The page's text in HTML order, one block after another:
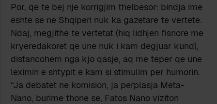
Por, qe te bej nje korrigjim thelbesor: bindja ime
eshte se ne Shqiperi nuk ka gazetare te vertete.
Ndaj, megjithe te vertetat (hiq lidhjen fisnore me
kryeredakoret qe une nuk i kam degjuar kund),
distancohem nga kjo qasje, aq me teper qe une
leximin e shtypit e kam si stimulim per humorin.
“Ja debatet ne komision, ja perplasja Meta-
Nano, burime thone se, Fatos Nano viziton